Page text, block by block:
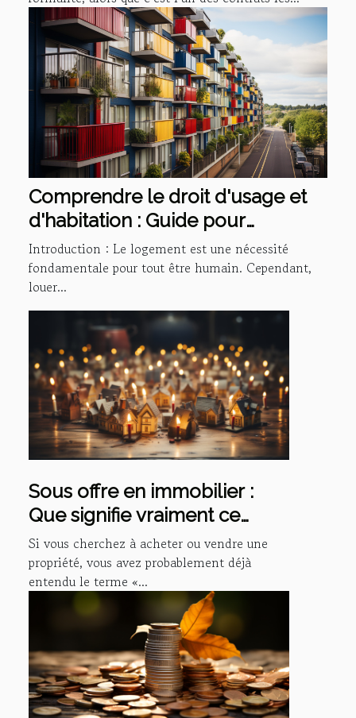
Comprendre le droit d'usage et
d'habitation : Guide pour
propriétaires et locataires
Introduction : Le logement est une nécessité
fondamentale pour tout être humain. Cependant,
louer...
Sous offre en immobilier :
Que signifie vraiment ce
terme ?
Si vous cherchez à acheter ou vendre une
propriété, vous avez probablement déjà
entendu le terme «...